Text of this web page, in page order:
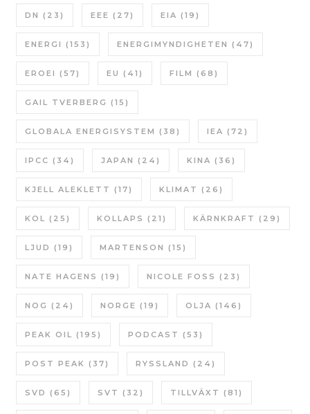
DN (23) EEE (27) EIA (19)
ENERGI (153) ENERGIMYNDIGHETEN (47)
EROEI (57) EU (41) FILM (68)
GAIL TVERBERG (15)
GLOBALA ENERGISYSTEM (38) IEA (72)
IPCC (34) JAPAN (24) KINA (36)
KJELL ALEKLETT (17) KLIMAT (26)
KOL (25) KOLLAPS (21) KÄRNKRAFT (29)
LJUD (19) MARTENSON (15)
NATE HAGENS (19) NICOLE FOSS (23)
NOG (24) NORGE (19) OLJA (146)
PEAK OIL (195) PODCAST (53)
POST PEAK (37) RYSSLAND (24)
SVD (65) SVT (32) TILLVÄXT (81)